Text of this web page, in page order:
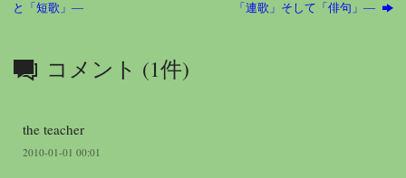
と「短歌」―
「連歌」そして「俳句」―
コメント (1件)
the teacher
2010-01-01 00:01